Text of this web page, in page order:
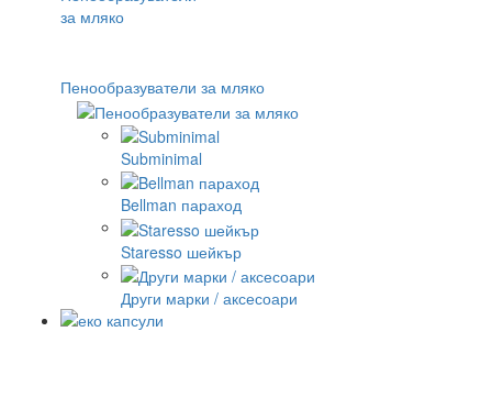
Пенообразуватели за мляко
Subminimal
Bellman параход
Staresso шейкър
Други марки / аксесоари